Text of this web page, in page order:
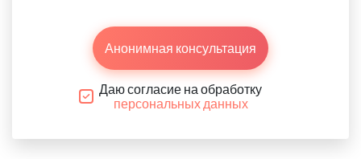
Анонимная консультация
Даю согласие на обработку
персональных данных